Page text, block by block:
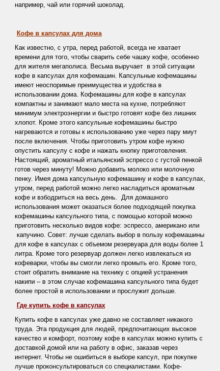
например, чай или горячий шоколад.
Кофе в капсулах для дома
Как известно, с утра, перед работой, всегда не хватает
времени для того, чтобы сварить себе чашку кофе, особенно
для жителя мегаполиса. Весьма выручает в этой ситуации
кофе в капсулах для кофемашин. Капсульные кофемашины
имеют неоспоримые преимущества и удобства в
использовании дома. Кофемашины для кофе в капсулах
компактны и занимают мало места на кухне, потребляют
минимум электроэнергии и быстро готовят кофе без лишних
хлопот. Кроме этого капсульные кофемашины быстро
нагреваются и готовы к использованию уже через пару миут
после включения. Чтобы приготовить утром кофе нужно
опустить капсулу с кофе и нажать кнопку приготовления.
Настоящий, ароматный итальянский эспрессо с густой пенкой
готов через минуту! Можно добавить молоко или молочную
пенку. Имея дома капсульную кофемашину и кофе в капсулах,
утром, перед работой можно легко насладиться ароматным
кофе и взбодриться на весь день. Для домашного
использования может оказаться более подходящей покупка
кофемашины капсульного типа, с помощью которой можно
приготовить несколько видов кофе: эспрессо, американо или
капучино. Совет: лучше сделать выбор в пользу кофемашины
для кофе в капсулах с объемом резервуара для воды более 1
литра. Кроме того резервуар должен легко извлекаться из
кофеварки, чтобы вы смогли легко промыть его. Кроме того,
стоит обратить внимание на технику с опцией устранения
накипи – в этом случае кофемашина капсульного типа будет
более простой в использовании и прослужит дольше.
Где купить кофе в капсулах
Купить кофе в капсулах уже давно не составляет никакого
труда. Эта продукция для людей, предпочитающих высокое
качество и комфорт, поэтому кофе в капсулах можно купить с
доставкой домой или на работу в офис, заказав через
интернет. Чтобы не ошибиться в выборе капсул, при покупке
лучше проконсультироваться со специалистами. Кофе-